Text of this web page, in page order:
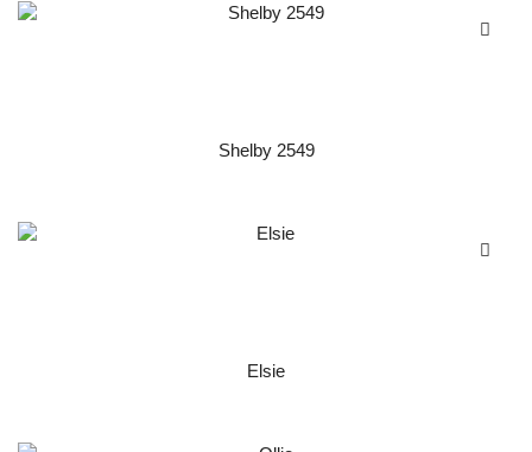
Shelby 2549
Elsie